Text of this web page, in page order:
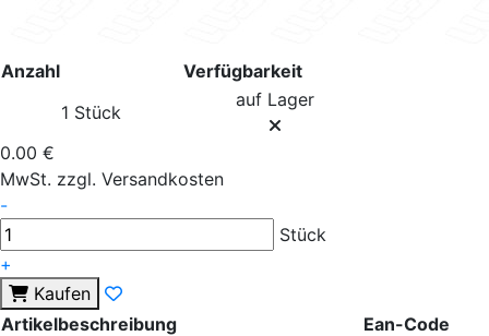
Anzahl
Verfügbarkeit
1 Stück
auf Lager
0.00 €
MwSt. zzgl. Versandkosten
-
Stück
+
Kaufen
Artikelbeschreibung
Ean-Code